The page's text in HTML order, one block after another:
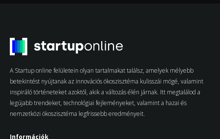
A Startup online felületein olyan tartalmakat találsz, amelyek mélyebb
betekintést nyújtanak az innovációs ökoszisztéma kulisszái mögé, valamint
inspiráló történeteket azoktól, akik a változás élén járnak. Itt megtalálod a
legújabb trendeket, technológiai fejleményeket, valamint a hazai és
nemzetközi ökoszisztéma legfrissebb eredményeit.
Információk